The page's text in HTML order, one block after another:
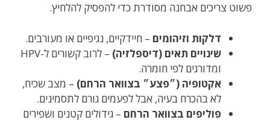
פשוט צריכים אבחנה מסודרת כדי להפסיק להלחיץ.
דלקות וזיהומים – חיידקיים, נגיפיים או מעורבים.
שינויים תאים (דיספלזיה)
– לרוב קשורים ל-HPV
ומדורגים לפי חומרה.
אקטופיה (״פצע״ בצוואר הרחם) – מצב שכיח,
לא בהכרח בעיה, אבל לפעמים גורם לתסמינים.
פוליפים בצוואר הרחם – גידולים קטנים ושפירים